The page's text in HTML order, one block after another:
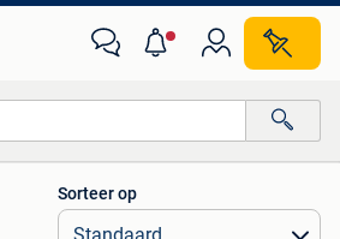
Alle afstanden…
Sorteer op